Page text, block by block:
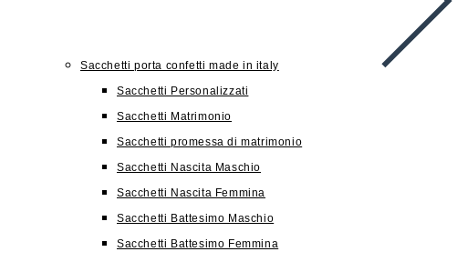
Sacchetti porta confetti made in italy
Sacchetti Personalizzati
Sacchetti Matrimonio
Sacchetti promessa di matrimonio
Sacchetti Nascita Maschio
Sacchetti Nascita Femmina
Sacchetti Battesimo Maschio
Sacchetti Battesimo Femmina